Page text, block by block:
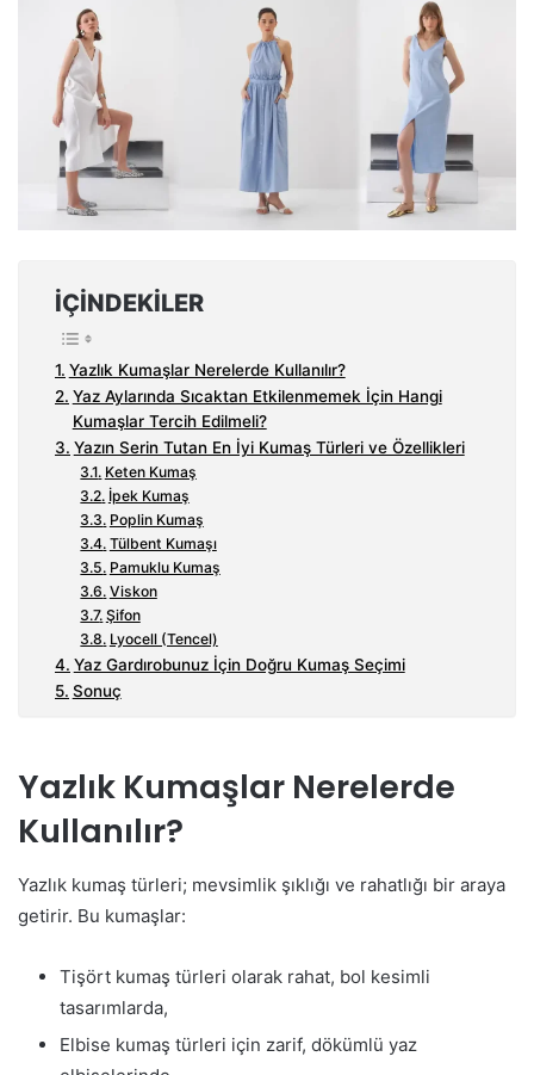
İÇINDEKILER
Yazlık Kumaşlar Nerelerde Kullanılır?
Yaz Aylarında Sıcaktan Etkilenmemek İçin Hangi
Kumaşlar Tercih Edilmeli?
Yazın Serin Tutan En İyi Kumaş Türleri ve Özellikleri
Keten Kumaş
İpek Kumaş
Poplin Kumaş
Tülbent Kumaşı
Pamuklu Kumaş
Viskon
Şifon
Lyocell (Tencel)
Yaz Gardırobunuz İçin Doğru Kumaş Seçimi
Sonuç
Yazlık Kumaşlar Nerelerde
Kullanılır?
Yazlık kumaş türleri; mevsimlik şıklığı ve rahatlığı bir araya
getirir. Bu kumaşlar:
Tişört kumaş türleri olarak rahat, bol kesimli
tasarımlarda,
Elbise kumaş türleri için zarif, dökümlü yaz